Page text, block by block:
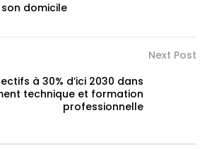
domicile
Next Post
à 30% d’ici 2030 dans
technique et formation
professionnelle